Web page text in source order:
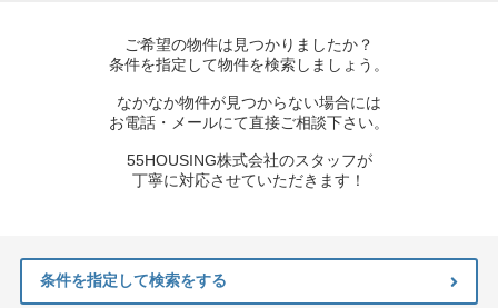
ご希望の物件は見つかりましたか？
条件を指定して物件を検索しましょう。
なかなか物件が見つからない場合には
お電話・メールにて直接ご相談下さい。
55HOUSING株式会社のスタッフが
丁寧に対応させていただきます！
条件を指定して検索をする